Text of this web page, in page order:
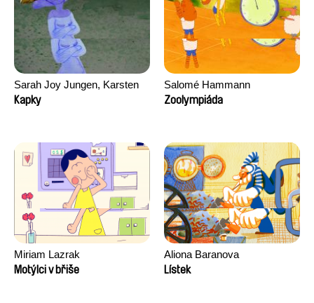
Sarah Joy Jungen, Karsten
Kjærulf-Hoop
Kapky
Salomé Hammann
Zoolympiáda
Miriam Lazrak
Motýlci v břiše
Aliona Baranova
Lístek